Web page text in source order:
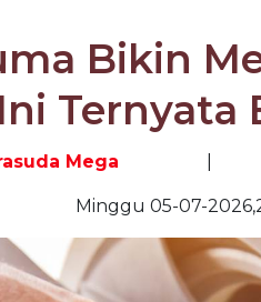
Bikin
Ternyata
Mega
Minggu 05-07-